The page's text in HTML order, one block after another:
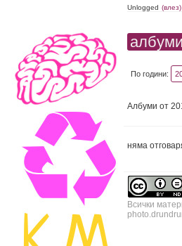
Unlogged (влез)
По години:
Албуми от
няма
Всички